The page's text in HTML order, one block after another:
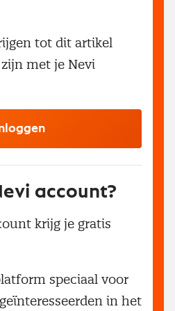
tot dit artikel
met je Nevi
account?
krijg je gratis
speciaal voor
in het